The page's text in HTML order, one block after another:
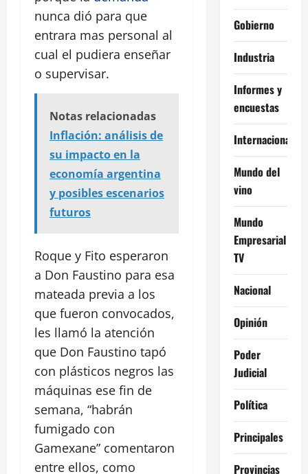
nunca dió para que
entrara mas personal al
cual el pudiera enseñar
o supervisar.
Notas relacionadas
Inflación: análisis de
su impacto en la
economía argentina
y posibles escenarios
futuros
Roque y Fito esperaron
a Don Faustino para esa
mateada previa a los
que fueron convocados,
les llamó la atención
que Don Faustino tapó
con plásticos negros las
máquinas ese fin de
semana, “habrán
fumigado con
Gamexane” comentaron
entre ellos, como
Gobierno
Industria
Informes y
encuestas
Internacional
Mundo del
vino
Mundo
Empresarial
TV
Nacional
Opinión
Poder
Judicial
Política
Principales
Provincias